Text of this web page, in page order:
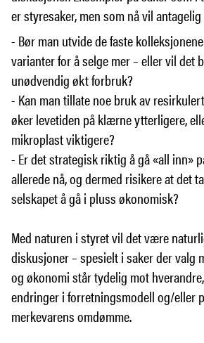
er styresaker, men som nå vil
- Bør man utvide de faste
varianter for å selge mer – eller vil det
unødvendig økt forbruk?
- Kan man tillate noe bruk av
øker levetiden på klærne ytterligere,
mikroplast viktigere?
- Er det strategisk riktig å gå «all inn»
allerede nå, og dermed risikere at det
selskapet å gå i pluss økonomisk?
Med naturen i styret vil det være
diskusjoner – spesielt i saker der valg
og økonomi står tydelig mot
endringer i forretningsmodell og/eller
merkevarens omdømme.